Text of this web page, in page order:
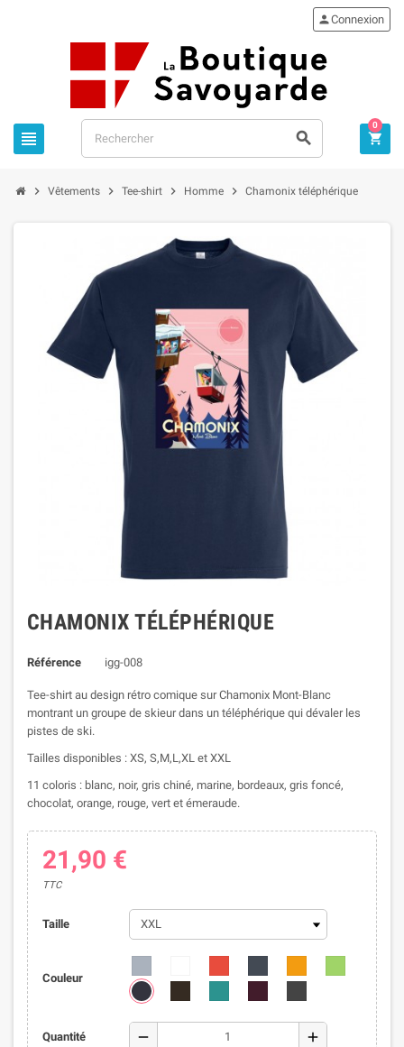
 
Connexion

0
 Vêtements  Tee-shirt  Homme  Chamonix téléphérique
CHAMONIX TÉLÉPHÉRIQUE
Référence igg-008
Tee-shirt au design rétro comique sur Chamonix Mont-Blanc
montrant un groupe de skieur dans un téléphérique qui dévaler les
pistes de ski.
Tailles disponibles : XS, S,M,L,XL et XXL
11 coloris : blanc, noir, gris chiné, marine, bordeaux, gris foncé,
chocolat, orange, rouge, vert et émeraude.
21,90 €
TTC
Taille
Couleur
Quantité remove add